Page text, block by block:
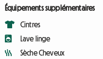
Équipements supplémentaires
Cintres
Lave linge
Sèche Cheveux